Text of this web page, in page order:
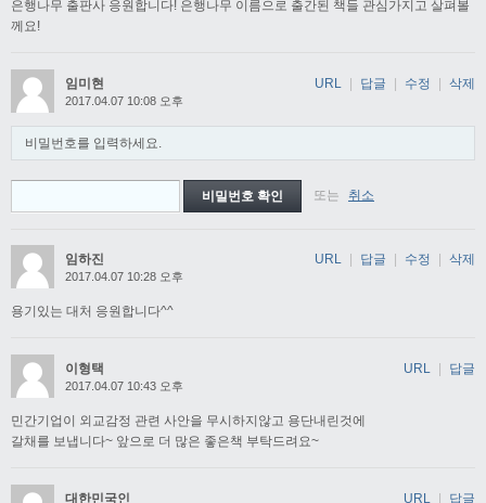
은행나무 출판사 응원합니다! 은행나무 이름으로 출간된 책들 관심가지고 살펴볼
께요!
임미현
2017.04.07 10:08 오후
비밀번호를 입력하세요.
또는 취소
URL | 답글 | 수정 | 삭제
임하진
2017.04.07 10:28 오후
용기있는 대처 응원합니다^^
URL 답글 수정 삭제
이형택
2017.04.07 10:43 오후
민간기업이 외교감정 관련 사안을 무시하지않고 용단내린것에
갈채를 보냅니다~ 앞으로 더 많은 좋은책 부탁드려요~
URL | 답글
대한민국인 URL | 답글